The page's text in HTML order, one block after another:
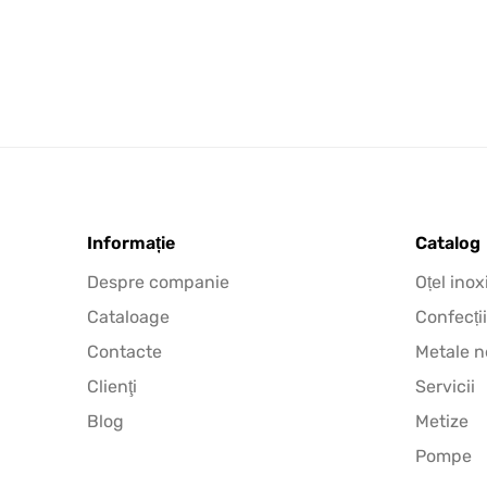
Informație
Despre companie
Cataloage
Contacte
Clienţi
Blog
Catalog
Oțel
Confecții
Metale
Servicii
Metize
Pompe